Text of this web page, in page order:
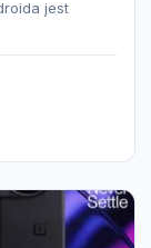
jest